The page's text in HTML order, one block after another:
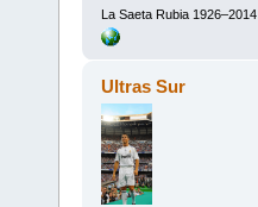
La Saeta Rubia 1926–2014
Ultras Sur